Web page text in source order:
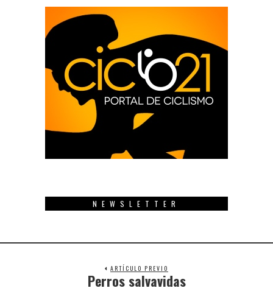
NEWSLETTER
ARTÍCULO PREVIO
Previous
Perros salvavidas